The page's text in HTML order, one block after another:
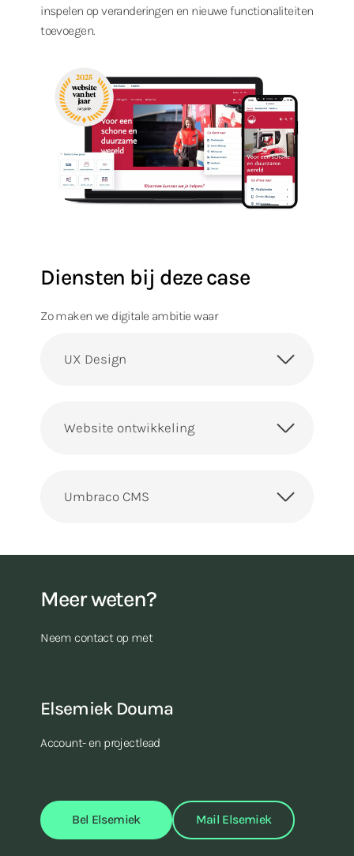
inspelen op veranderingen en nieuwe functionaliteiten
toevoegen.
Diensten bij deze case
Zo maken we digitale ambitie waar
UX Design
Website ontwikkeling
Umbraco CMS
Meer weten?
Neem contact op met
Elsemiek Douma
Account- en projectlead
Bel Elsemiek Mail Elsemiek